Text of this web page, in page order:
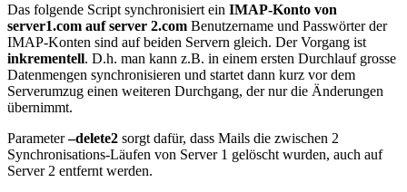
Das folgende Script synchronisiert ein IMAP-Konto von
server1.com auf server 2.com Benutzername und Passwörter der
IMAP-Konten sind auf beiden Servern gleich. Der Vorgang ist
inkrementell. D.h. man kann z.B. in einem ersten Durchlauf grosse
Datenmengen synchronisieren und startet dann kurz vor dem
Serverumzug einen weiteren Durchgang, der nur die Änderungen
übernimmt.
Parameter–delete2 sorgt dafür, dass Mails die zwischen 2
Synchronisations-Läufen von Server 1 gelöscht wurden, auch auf
Server 2 entfernt werden.